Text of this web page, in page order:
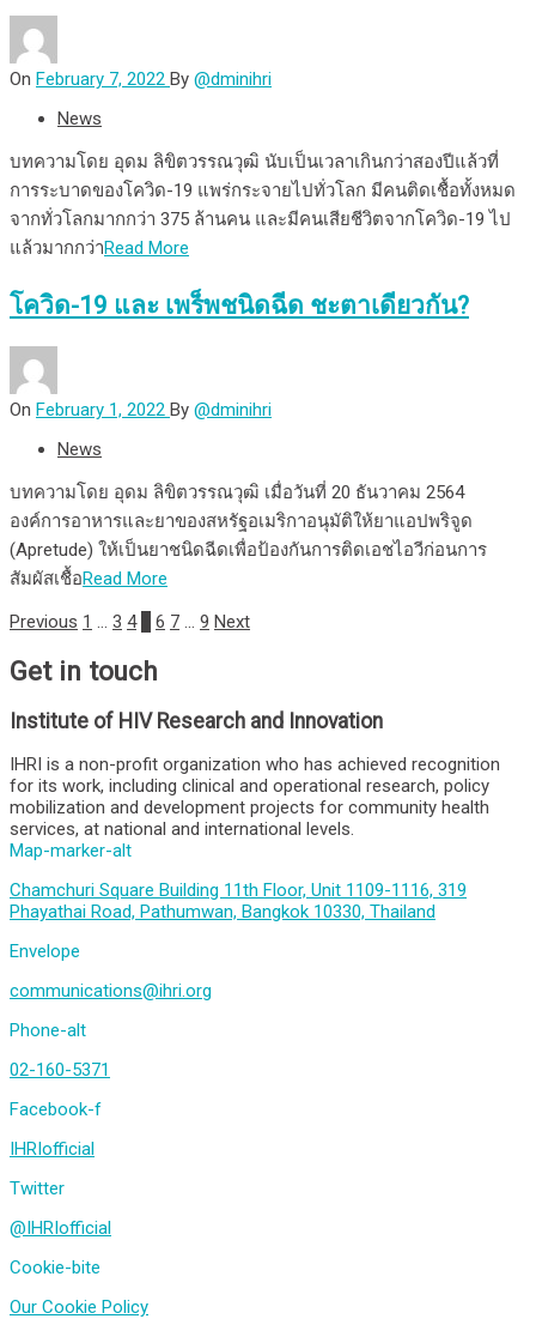
On February 7, 2022 By @dminihri
News
บทความโดย อุดม ลิขิตวรรณวุฒิ นับเป็นเวลาเกินกว่าสองปีแล้วที่
การระบาดของโควิด-19 แพร่กระจายไปทั่วโลก มีคนติดเชื้อทั้งหมด
จากทั่วโลกมากกว่า 375 ล้านคน และมีคนเสียชีวิตจากโควิด-19 ไป
แล้วมากกว่าRead More
โควิด-19 และ เพร็พชนิดฉีด ชะตาเดียวกัน?
On February 1, 2022 By @dminihri
News
บทความโดย อุดม ลิขิตวรรณวุฒิ เมื่อวันที่ 20 ธันวาคม 2564
องค์การอาหารและยาของสหรัฐอเมริกาอนุมัติให้ยาแอปพริจูด
(Apretude) ให้เป็นยาชนิดฉีดเพื่อป้องกันการติดเอชไอวีก่อนการ
สัมผัสเชื้อRead More
Posts
pagination
Previous 1 … 3 4 6 7 … 9 Next
Get in touch
Institute of HIV Research and Innovation
IHRI is a non-profit organization who has achieved recognition
for its work, including clinical and operational research, policy
mobilization and development projects for community health
services, at national and international levels.
Map-marker-alt
Chamchuri Square Building 11th Floor, Unit 1109-1116, 319
Phayathai Road, Pathumwan, Bangkok 10330, Thailand
Envelope
communications@ihri.org
Phone-alt
02-160-5371
Facebook-f
IHRIofficial
Twitter
@IHRIofficial
Cookie-bite
Our Cookie Policy